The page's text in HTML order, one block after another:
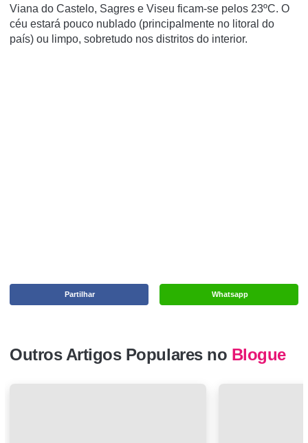
Viana do Castelo, Sagres e Viseu ficam-se pelos 23ºC. O
céu estará pouco nublado (principalmente no litoral do
país) ou limpo, sobretudo nos distritos do interior.
Whatsapp
Partilhar
Outros Artigos Populares no Blogue